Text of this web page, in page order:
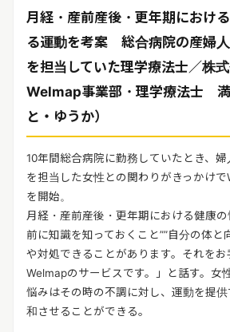
月経・産前産後・更年期におけ
る運動を考案 総合病院の産婦
を担当していた理学療法士／株
Welmap事業部・理学療法士 満
と・ゆうか）
10年間総合病院に勤務していたとき、
を担当した女性との関わりがきっかけで
を開始。
月経・産前産後・更年期における健康の
前に知識を知っておくこと””自分の体と
や対処できることがあります。それを
Welmapのサービスです。」と話す。女
悩みはその時の不調に対し、運動を提
和させることができる。